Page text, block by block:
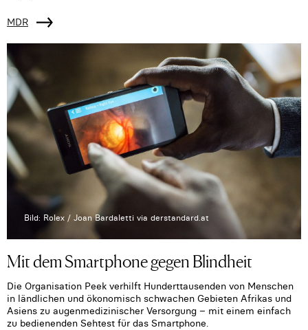
MDR
Bild: Rolex / Joan Bardaletti via derstandard.at
Mit dem Smartphone gegen Blindheit
Die Organisation Peek verhilft Hunderttausenden von Menschen
in ländlichen und ökonomisch schwachen Gebieten Afrikas und
Asiens zu augenmedizinischer Versorgung – mit einem einfach
zu bedienenden Sehtest für das Smartphone.